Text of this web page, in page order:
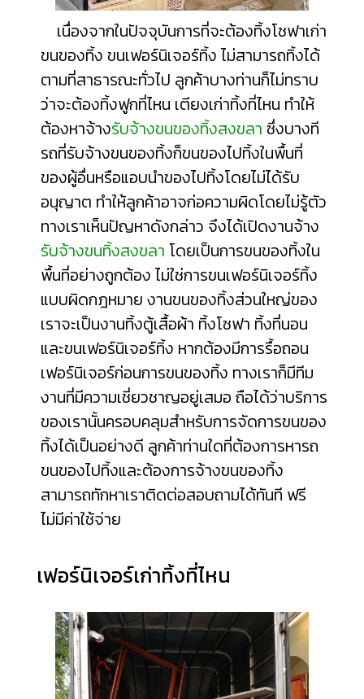
เนื่องจากในปัจจุบันการที่จะต้องทิ้งโซฟาเก่า
ขนของทิ้ง ขนเฟอร์นิเจอร์ทิ้ง ไม่สามารถทิ้งได้
ตามที่สาธารณะทั่วไป ลูกค้าบางท่านก็ไม่ทราบ
ว่าจะต้องทิ้งฟูกที่ไหน เตียงเก่าทิ้งที่ไหน ทำให้
ต้องหาจ้างรับจ้างขนของทิ้งสงขลา ซึ่งบางที
รถที่รับจ้างขนของทิ้งก็ขนของไปทิ้งในพื้นที่
ของผู้อื่นหรือแอบนำของไปทิ้งโดยไม่ได้รับ
อนุญาต ทำให้ลูกค้าอาจก่อความผิดโดยไม่รู้ตัว
ทางเราเห็นปัญหาดังกล่าว จึงได้เปิดงานจ้าง
รับจ้างขนทิ้งสงขลา โดยเป็นการขนของทิ้งใน
พื้นที่อย่างถูกต้อง ไม่ใช่การขนเฟอร์นิเจอร์ทิ้ง
แบบผิดกฎหมาย งานขนของทิ้งส่วนใหญ่ของ
เราจะเป็นงานทิ้งตู้เสื้อผ้า ทิ้งโซฟา ทิ้งที่นอน
และขนเฟอร์นิเจอร์ทิ้ง หากต้องมีการรื้อถอน
เฟอร์นิเจอร์ก่อนการขนของทิ้ง ทางเราก็มีทีม
งานที่มีความเชี่ยวชาญอยู่เสมอ ถือได้ว่าบริการ
ของเรานั้นครอบคลุมสำหรับการจัดการขนของ
ทิ้งได้เป็นอย่างดี ลูกค้าท่านใดที่ต้องการหารถ
ขนของไปทิ้งและต้องการจ้างขนของทิ้ง
สามารถทักหาเราติดต่อสอบถามได้ทันที ฟรี
ไม่มีค่าใช้จ่าย
เฟอร์นิเจอร์เก่าทิ้งที่ไหน